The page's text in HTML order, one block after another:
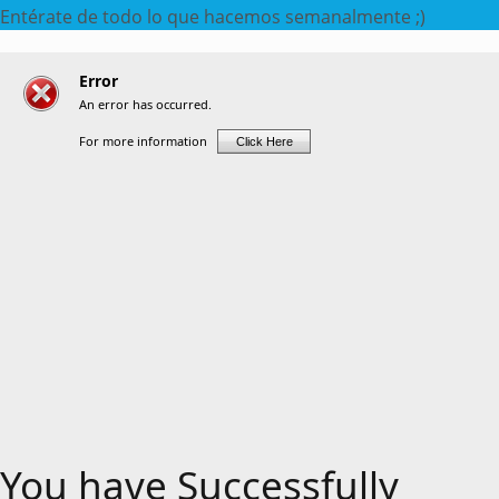
Entérate de todo lo que hacemos semanalmente ;)
You have Successfully